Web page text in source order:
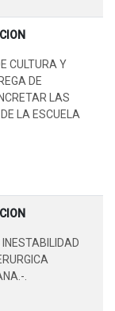
CULTURA Y
DE
LAS
LA ESCUELA
.